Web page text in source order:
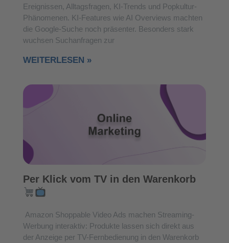
Ereignissen, Alltagsfragen, KI-Trends und Popkultur-
Phänomenen. KI-Features wie AI Overviews machten
die Google-Suche noch präsenter. Besonders stark
wuchsen Suchanfragen zur
WEITERLESEN »
Per Klick vom TV in den Warenkorb
Amazon Shoppable Video Ads machen Streaming-
Werbung interaktiv: Produkte lassen sich direkt aus
der Anzeige per TV-Fernbedienung in den Warenkorb